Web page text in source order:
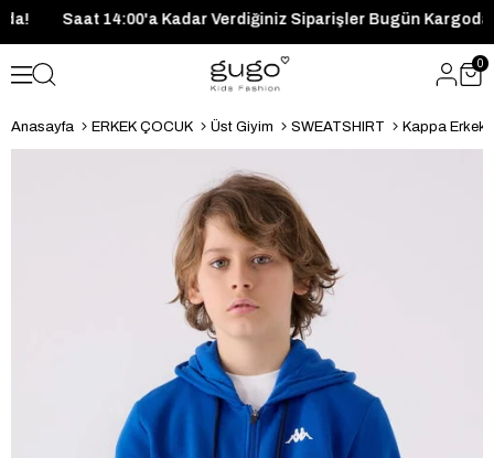
Saat 14:00'a Kadar Verdiğiniz Siparişler Bugün
0
Anasayfa ERKEK ÇOCUK Üst Giyim SWEATSHIRT Kappa Erkek